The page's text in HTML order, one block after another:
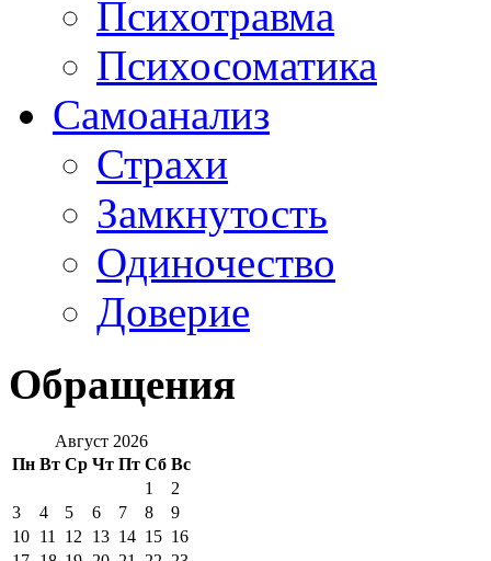
Психотравма
Психосоматика
Самоанализ
Страхи
Замкнутость
Одиночество
Доверие
Обращения
Август 2026
Пн Вт Ср Чт Пт Сб Вс
1
2
3
4 5 6 7 8
9
10 11 12 13 14 15 16